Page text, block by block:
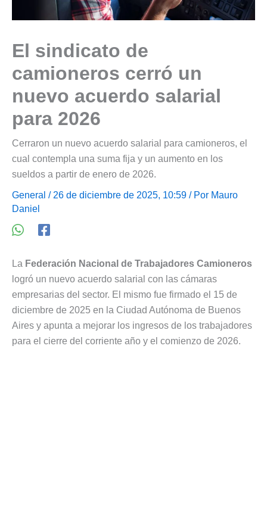
El sindicato de
camioneros cerró un
nuevo acuerdo salarial
para 2026
Cerraron un nuevo acuerdo salarial para camioneros, el
cual contempla una suma fija y un aumento en los
sueldos a partir de enero de 2026.
General / 26 de diciembre de 2025, 10:59 / Por Mauro
Daniel
La Federación Nacional de Trabajadores Camioneros
logró un nuevo acuerdo salarial con las cámaras
empresarias del sector. El mismo fue firmado el 15 de
diciembre de 2025 en la Ciudad Autónoma de Buenos
Aires y apunta a mejorar los ingresos de los trabajadores
para el cierre del corriente año y el comienzo de 2026.